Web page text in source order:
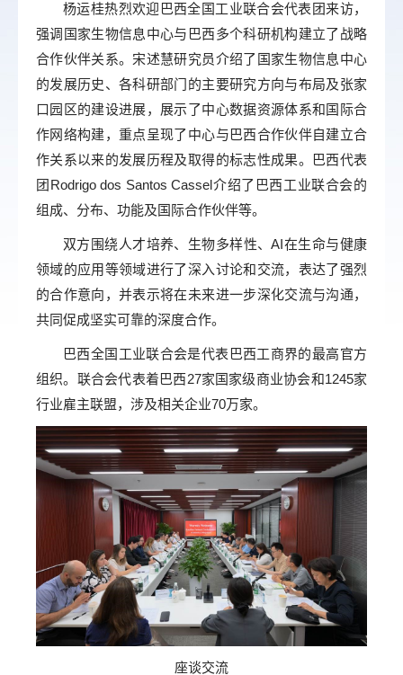
杨运桂热烈欢迎巴西全国工业联合会代表团来访，
强调国家生物信息中心与巴西多个科研机构建立了战略
合作伙伴关系。宋述慧研究员介绍了国家生物信息中心
的发展历史、各科研部门的主要研究方向与布局及张家
口园区的建设进展，展示了中心数据资源体系和国际合
作网络构建，重点呈现了中心与巴西合作伙伴自建立合
作关系以来的发展历程及取得的标志性成果。巴西代表
团Rodrigo dos Santos Cassel介绍了巴西工业联合会的
组成、分布、功能及国际合作伙伴等。
双方围绕人才培养、生物多样性、AI在生命与健康
领域的应用等领域进行了深入讨论和交流，表达了强烈
的合作意向，并表示将在未来进一步深化交流与沟通，
共同促成坚实可靠的深度合作。
巴西全国工业联合会是代表巴西工商界的最高官方
组织。联合会代表着巴西27家国家级商业协会和1245家
行业雇主联盟，涉及相关企业70万家。
座谈交流